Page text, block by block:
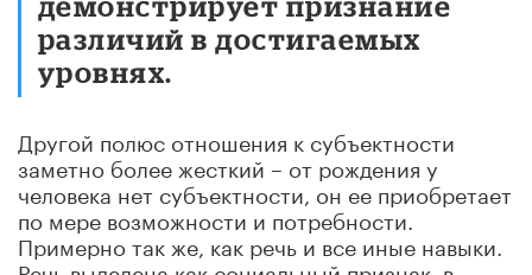
различий в достигаемых
уровнях.
Другой полюс отношения к субъектности
заметно более жесткий – от рождения у
человека нет субъектности, он ее приобретает
по мере возможности и потребности.
Примерно так же, как речь и все иные навыки.